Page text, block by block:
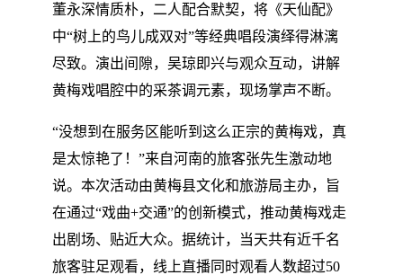
董永深情质朴，二人配合默契，将《天仙配》
中“树上的鸟儿成双对”等经典唱段演绎得淋漓
尽致。演出间隙，吴琼即兴与观众互动，讲解
黄梅戏唱腔中的采茶调元素，现场掌声不断。
“没想到在服务区能听到这么正宗的黄梅戏，真
是太惊艳了！”来自河南的旅客张先生激动地
说。本次活动由黄梅县文化和旅游局主办，旨
在通过“戏曲+交通”的创新模式，推动黄梅戏走
出剧场、贴近大众。据统计，当天共有近千名
旅客驻足观看，线上直播同时观看人数超过50